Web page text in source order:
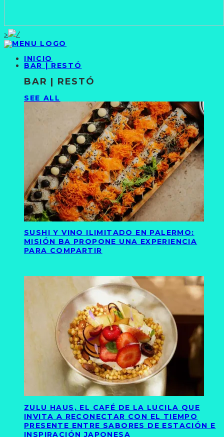
>
INICIO
BAR | RESTÓ
BAR | RESTÓ
SEE ALL
SUSHI Y VINO ILIMITADO EN PALERMO:
MISIÓN BA PROPONE UNA EXPERIENCIA
PARA COMPARTIR
ZULU HAUS, EL CAFÉ DE LA LUCILA QUE
INVITA A RECONECTAR CON EL TIEMPO
PRESENTE ENTRE SABORES DE ESTACIÓN E
INSPIRACIÓN JAPONESA